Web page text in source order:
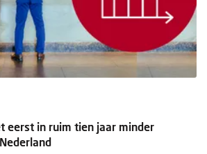
eerst in ruim tien jaar minder